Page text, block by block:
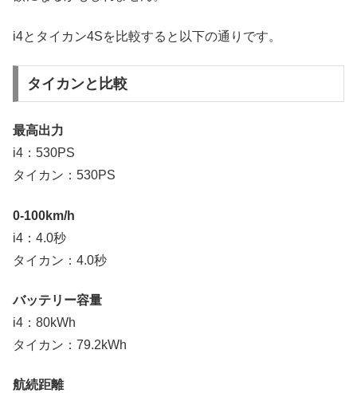
i4とタイカン4Sを比較すると以下の通りです。
タイカンと比較
最高出力
i4：530PS
タイカン：530PS
0-100km/h
i4：4.0秒
タイカン：4.0秒
バッテリー容量
i4：80kWh
タイカン：79.2kWh
航続距離